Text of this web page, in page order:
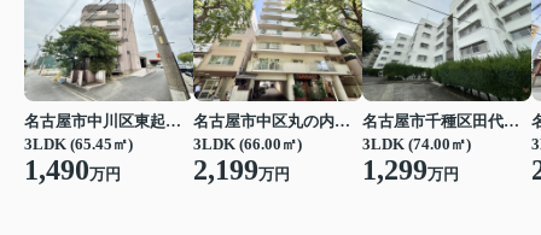
名古屋市中川区東起町２丁目
3LDK (65.45㎡)
1,490万円
名古屋市中区丸の内３丁目
3LDK (66.00㎡)
2,199万円
名古屋市千種区田代町字四観音道西
3LDK (74.00㎡)
1,299万円